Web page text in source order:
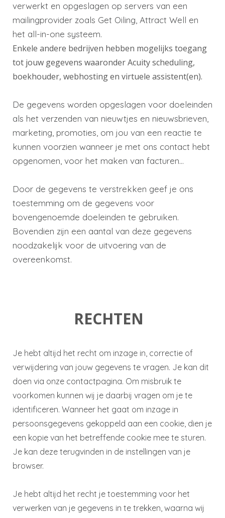
De gegevens die verzameld worden
kunnen volgende zijn: naam+
voornaam - adres - woonplaats -
telefoonnummer - email adres - BTW
nummer -geboortedatum.
Je gegevens worden niet langer dan
noodzakelijk bewaard voor het doel
waarvoor ze zijn ontvangen.
verwerkt en opgeslagen op servers van een
mailingprovider zoals Get Oiling, Attract Well en
het all-in-one systeem.
Enkele andere bedrijven hebben mogelijks toegang
tot jouw gegevens waaronder Acuity scheduling,
boekhouder, webhosting en virtuele assistent(en).
De gegevens worden opgeslagen voor doeleinden
als het verzenden van nieuwtjes en nieuwsbrieven,
marketing, promoties, om jou van een reactie te
kunnen voorzien wanneer je met ons contact hebt
opgenomen, voor het maken van facturen...
Door de gegevens te verstrekken geef je ons
toestemming om de gegevens voor
bovengenoemde doeleinden te gebruiken.
Bovendien zijn een aantal van deze gegevens
noodzakelijk voor de uitvoering van de
overeenkomst.
RECHTEN
Je hebt altijd het recht om inzage in, correctie of
verwijdering van jouw gegevens te vragen. Je kan dit
doen via onze contactpagina. Om misbruik te
voorkomen kunnen wij je daarbij vragen om je te
identificeren. Wanneer het gaat om inzage in
persoonsgegevens gekoppeld aan een cookie, dien je
een kopie van het betreffende cookie mee te sturen.
Je kan deze terugvinden in de instellingen van je
browser.
Je hebt altijd het recht je toestemming voor het
verwerken van je gegevens in te trekken, waarna wij